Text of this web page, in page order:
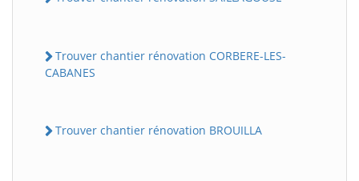
Trouver chantier rénovation CORBERE-LES-
CABANES
Trouver chantier rénovation BROUILLA